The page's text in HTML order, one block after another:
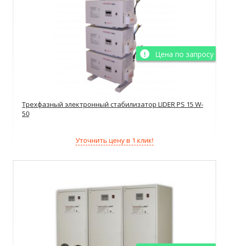
Цена по запросу
Трехфазный электронный стабилизатор LIDER PS 15 W-
50
Уточнить цену в 1 клик!